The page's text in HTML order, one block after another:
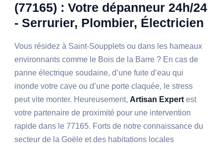
(77165) : Votre dépanneur 24h/24
- Serrurier, Plombier, Électricien
Vous résidez à Saint-Soupplets ou dans les hameaux
environnants comme le Bois de la Barre ? En cas de
panne électrique soudaine, d’une fuite d’eau qui
inonde votre cave ou d’une porte claquée, le stress
peut vite monter. Heureusement,Artisan Expertest
votre partenaire de proximité pour une intervention
rapide dans le 77165. Forts de notre connaissance du
secteur de la Goële et des habitations locales